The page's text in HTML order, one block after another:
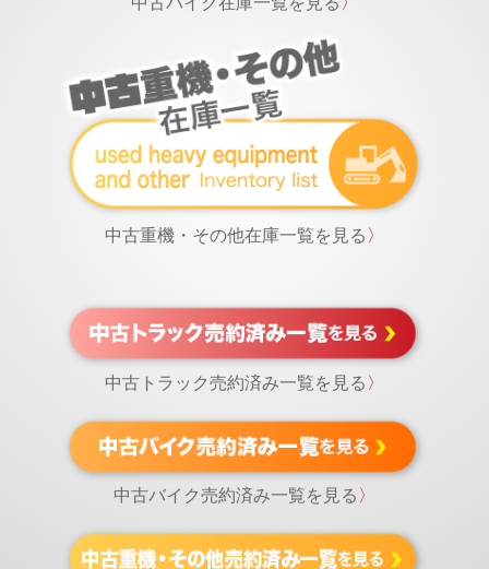
中古重機・その他在庫一覧を見る 〉
中古トラック売約済み一覧を見る 〉
中古バイク売約済み一覧を見る 〉